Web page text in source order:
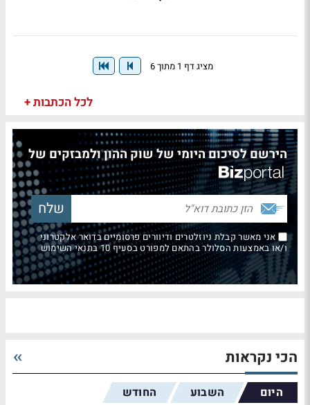
מציג דף 1 מתוך 6
לכל הכתבות +
הירשם לסיכום היומי של שוק ההון ולמבזקים של
אני מאשר קבלת ניוזלטרים ודיוורים פרסומיים בדואר אלקטרוני
ו/או באמצעות הסלולר בהתאם למפורט בסעיף 10 בתנאי השימוש
הכי נקראות
היום השבוע החודש